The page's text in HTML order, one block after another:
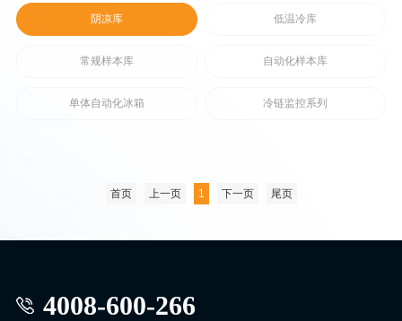
阴凉库 低温冷库
常规样本库 自动化样本库
单体自动化冰箱 冷链监控系列
首页 上一页 1 下一页 尾页
4008-600-266